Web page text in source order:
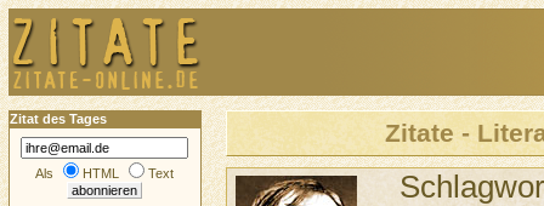
Zitate -
Zitat des Tages
Als HTML Text